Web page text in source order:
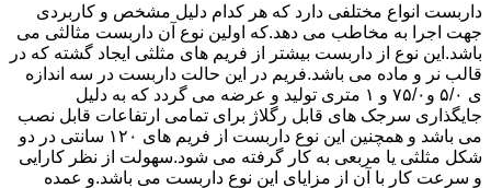
داربست انواع مختلفی دارد که هر کدام دلیل مشخص و کاربردی
جهت اجرا به مخاطب می دهد.که اولین نوع آن داربست مثالثی می
باشد.این نوع از داربست بیشتر از فریم های مثلثی ایجاد گشته که در
قالب نر و ماده می باشد.فریم در این حالت داربست در سه اندازه
ی ۵/۰ و۷۵/۰ و ۱ متری تولید و عرضه می گردد که به دلیل
جایگذاری سرجک های قابل رگلاژ برای تمامی ارتفاعات قابل نصب
می باشد و همچنین این نوع داربست از فریم های ۱۲۰ سانتی در دو
شکل مثلثی یا مربعی به کار گرفته می شود.سهولت از نظر کارایی
و سرعت کار با آن از مزایای این نوع داربست می باشد.و عمده